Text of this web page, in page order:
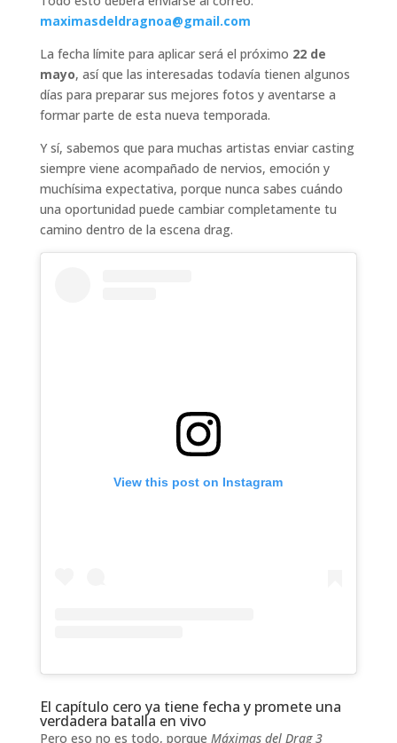
maximasdeldragnoa@gmail.com
La fecha límite para aplicar será el próximo 22 de
mayo, así que las interesadas todavía tienen algunos
días para preparar sus mejores fotos y aventarse a
formar parte de esta nueva temporada.
Y sí, sabemos que para muchas artistas enviar casting
siempre viene acompañado de nervios, emoción y
muchísima expectativa, porque nunca sabes cuándo
una oportunidad puede cambiar completamente tu
camino dentro de la escena drag.
View this post on Instagram
El capítulo cero ya tiene fecha y promete una
verdadera batalla en vivo
Pero eso no es todo, porque Máximas del Drag 3